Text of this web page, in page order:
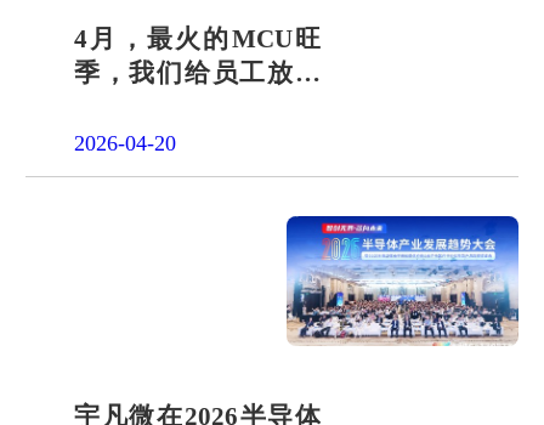
4月，最火的MCU旺
季，我们给员工放了
2026-04-20
宇凡微在2026半导体